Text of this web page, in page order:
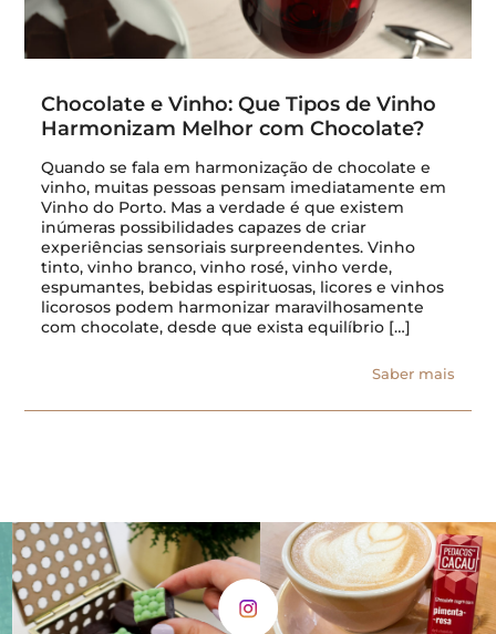
Chocolate e Vinho: Que Tipos de Vinho
Harmonizam Melhor com Chocolate?
Quando se fala em harmonização de chocolate e
vinho, muitas pessoas pensam imediatamente em
Vinho do Porto. Mas a verdade é que existem
inúmeras possibilidades capazes de criar
experiências sensoriais surpreendentes. Vinho
tinto, vinho branco, vinho rosé, vinho verde,
espumantes, bebidas espirituosas, licores e vinhos
licorosos podem harmonizar maravilhosamente
com chocolate, desde que exista equilíbrio […]
Saber mais